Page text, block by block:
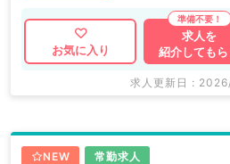
お気に入り
求人を
紹介してもら
求人更新日 :
NEW 常勤求人